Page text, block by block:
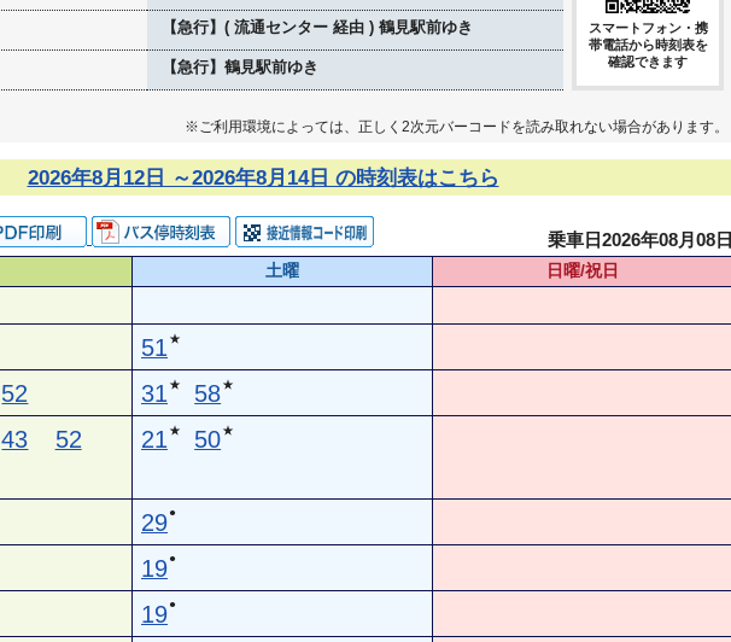
【急行】( 流通センター 経由 ) 鶴見駅前ゆき
【急行】鶴見駅前ゆき
スマートフォン・携
帯電話から時刻表を
確認できます
※ご利用環境によっては、正しく2次元バーコードを読み取れない場合があります。
2026年8月12日 ～2026年8月14日 の時刻表はこちら
乗車日2026年08月08日
土曜
日曜/祝日
51 ★
52 31 ★ 58★
43
52
21 ★ 50★
29●
19●
19●